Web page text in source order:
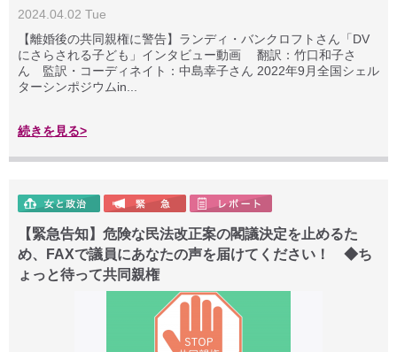
2024.04.02 Tue
【離婚後の共同親権に警告】ランディ・バンクロフトさん「DV
にさらされる子ども」インタビュー動画 翻訳：竹口和子さ
ん 監訳・コーディネイト：中島幸子さん 2022年9月全国シェル
ターシンポジウムin...
続きを見る>
【緊急告知】危険な民法改正案の閣議決定を止めるた
め、FAXで議員にあなたの声を届けてください！ ◆ち
ょっと待って共同親権